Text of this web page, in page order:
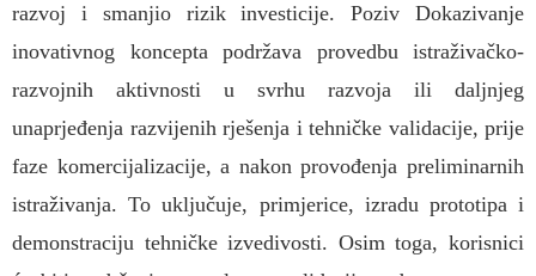
razvoj i smanjio rizik investicije. Poziv Dokazivanje
inovativnog koncepta podržava provedbu istraživačko-
razvojnih aktivnosti u svrhu razvoja ili daljnjeg
unaprjeđenja razvijenih rješenja i tehničke validacije, prije
faze komercijalizacije, a nakon provođenja preliminarnih
istraživanja. To uključuje, primjerice, izradu prototipa i
demonstraciju tehničke izvedivosti. Osim toga, korisnici